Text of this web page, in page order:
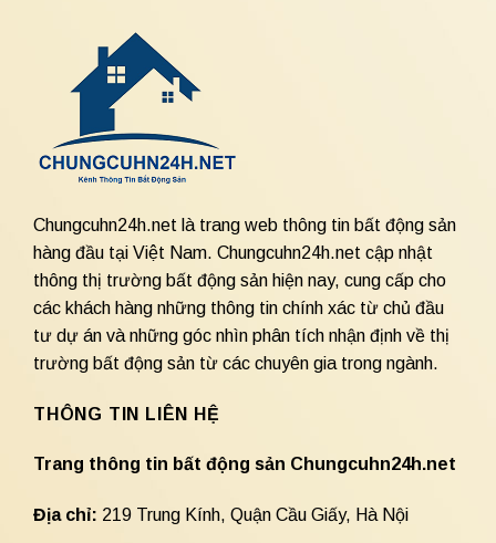
Chungcuhn24h.net là trang web thông tin bất động sản
hàng đầu tại Việt Nam. Chungcuhn24h.net cập nhật
thông thị trường bất động sản hiện nay, cung cấp cho
các khách hàng những thông tin chính xác từ chủ đầu
tư dự án và những góc nhìn phân tích nhận định về thị
trường bất động sản từ các chuyên gia trong ngành.
THÔNG TIN LIÊN HỆ
Trang thông tin bất động sản Chungcuhn24h.net
Địa chỉ: 219 Trung Kính, Quận Cầu Giấy, Hà Nội